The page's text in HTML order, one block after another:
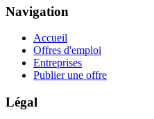
Navigation
Accueil
Offres d'emploi
Entreprises
Publier une offre
Légal